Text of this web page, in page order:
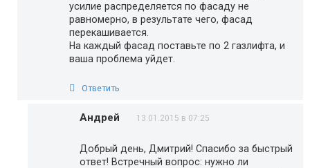
усилие распределяется по фасаду не
равномерно, в результате чего, фасад
перекашивается.
На каждый фасад поставьте по 2 газлифта, и
ваша проблема уйдет.
Ответить
Андрей 13.01.2015 в 07:25
Добрый день, Дмитрий! Спасибо за быстрый
ответ! Встречный вопрос: нужно ли